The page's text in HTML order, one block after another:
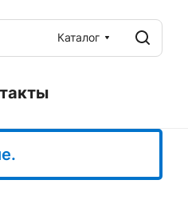
Каталог